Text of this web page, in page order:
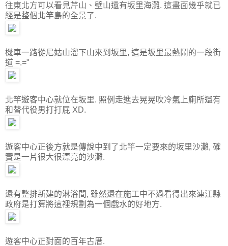
往東北方可以看見芹山、壁山還有坂里海灘. 這畫面幾乎就已
經是整個北竿島的全景了.
機車一路從尼姑山溜下山來到坂里, 這是坂里最熱鬧的一段街
道 =.="
北竿遊客中心就位在坂里. 照例走進去晃晃吹冷氣上廁所還有
和替代役男打打屁 XD.
遊客中心正後方就是傳說中到了北竿一定要來的坂里沙灘, 確
實是一片很大很漂亮的沙灘.
還有整排新建的淋浴間, 雖然還在施工中不過看得出來連江縣
政府是打算將這裡規劃為一個戲水的好地方.
遊客中心正對面的百年古厝.